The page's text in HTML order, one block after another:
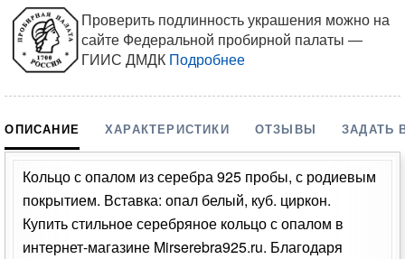
Проверить подлинность украшения можно на
сайте Федеральной пробирной палаты —
ГИИС ДМДК Подробнее
ОПИСАНИЕ ХАРАКТЕРИСТИКИ ОТЗЫВЫ ЗАДАТЬ
Кольцо с опалом из серебра 925 пробы, с родиевым
покрытием. Вставка: опал белый, куб. циркон.
Купить стильное серебряное кольцо с опалом в
интернет-магазине Mirserebra925.ru. Благодаря